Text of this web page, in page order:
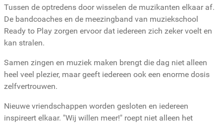
Tussen de optredens door wisselen de muzikanten elkaar af.
De bandcoaches en de meezingband van muziekschool
Ready to Play zorgen ervoor dat iedereen zich zeker voelt en
kan stralen.
Samen zingen en muziek maken brengt die dag niet alleen
heel veel plezier, maar geeft iedereen ook een enorme dosis
zelfvertrouwen.
Nieuwe vriendschappen worden gesloten en iedereen
inspireert elkaar. "Wij willen meer!" roept niet alleen het